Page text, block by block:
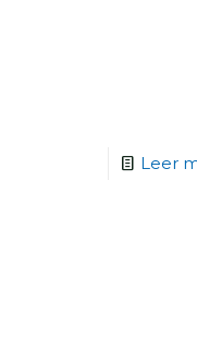
Leer